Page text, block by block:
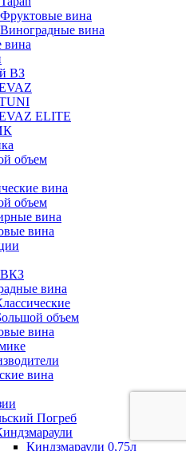
вина
вина
вина
ВЗ
ELITE
объем
вина
объем
вина
вина
ВКЗ
вина
объем
вина
вина
Погреб
Киндзмараули 0,75л